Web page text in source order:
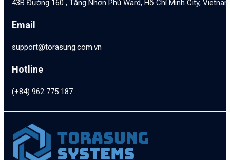
43B Đường 160 , Tăng Nhơn Phú Ward, Hồ Chí Minh City,
Email
support@torasung.com.vn
Hotline
(+84) 962 775 187